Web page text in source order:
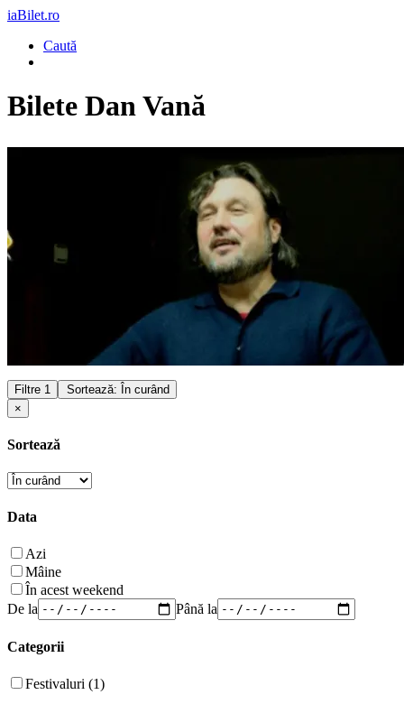
iaBilet.ro
Caută
Bilete Dan Vană
Filtre 1
Sortează: În curând
×
Sortează
Data
Azi
Mâine
În acest weekend
De la
Până la
Categorii
Festivaluri (1)